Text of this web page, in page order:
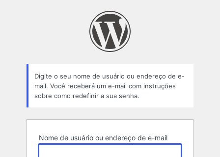
Digite o seu nome de usuário ou endereço de e-
mail. Você receberá um e-mail com instruções
sobre como redefinir a sua senha.
Nome de usuário ou endereço de e-mail